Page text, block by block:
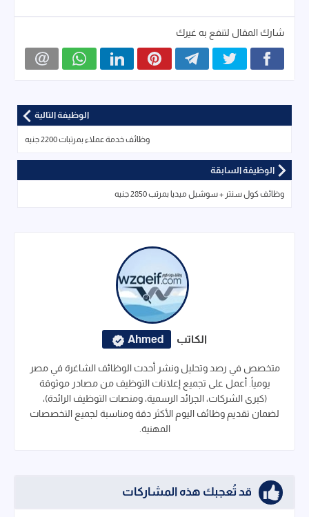
شارك المقال لتنفع به غيرك
الوظيفة التالية
وظائف خدمة عملاء بمرتبات 2200 جنيه
الوظيفة السابقة
وظائف كول سنتر + سوشيل ميديا بمرتب 2850 جنيه
الكاتب Ahmed
متخصص في رصد وتحليل ونشر أحدث الوظائف الشاغرة في مصر
يومياً. أعمل على تجميع إعلانات التوظيف من مصادر موثوقة
(كبرى الشركات، الجرائد الرسمية، ومنصات التوظيف الرائدة)،
لضمان تقديم وظائف اليوم الأكثر دقة ومناسبة لجميع التخصصات
المهنية.
قد تُعجبك هذه المشاركات